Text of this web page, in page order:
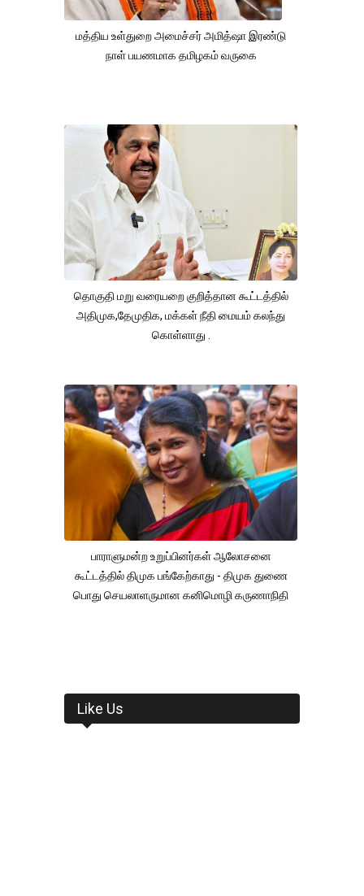
மத்திய உள்துறை அமைச்சர் அமித்ஷா இரண்டு
நாள் பயணமாக தமிழகம் வருகை
தொகுதி மறு வரையறை குறித்தான கூட்டத்தில்
அதிமுக,தேமுதிக, மக்கள் நீதி மையம் கலந்து
கொள்ளாது .
பாராளுமன்ற உறுப்பினர்கள் ஆலோசனை
கூட்டத்தில் திமுக பங்கேற்காது - திமுக துணை
பொது செயலாளருமான கனிமொழி கருணாநிதி
Like Us